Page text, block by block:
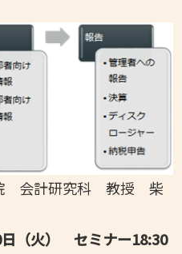
会計研究科 教授 柴
日（火）
セミナー18:30